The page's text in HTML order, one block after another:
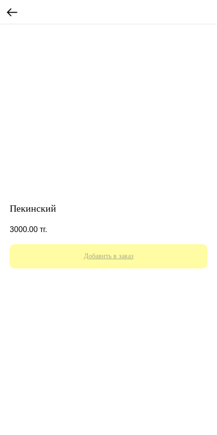
Пекинский
3000.00 тг.
Добавить в заказ